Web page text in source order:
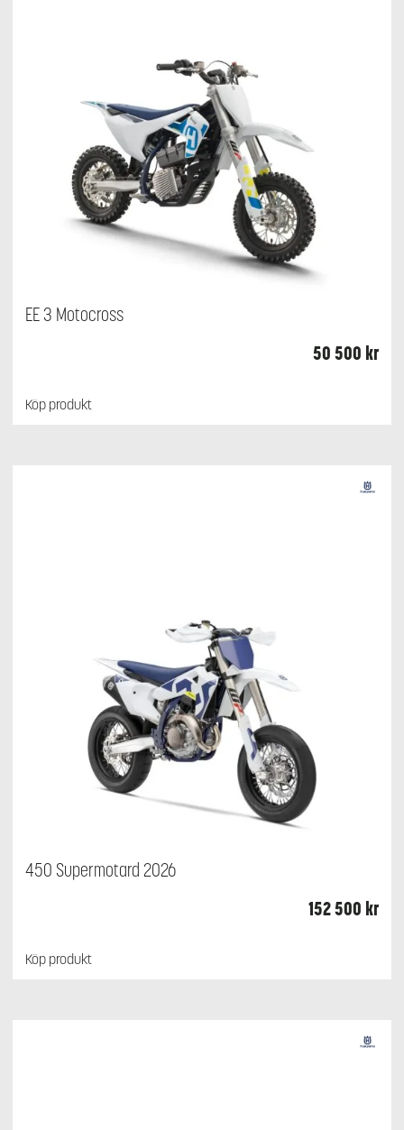
EE 3 Motocross
50 500 kr
Köp produkt
450 Supermotard 2026
152 500 kr
Köp produkt